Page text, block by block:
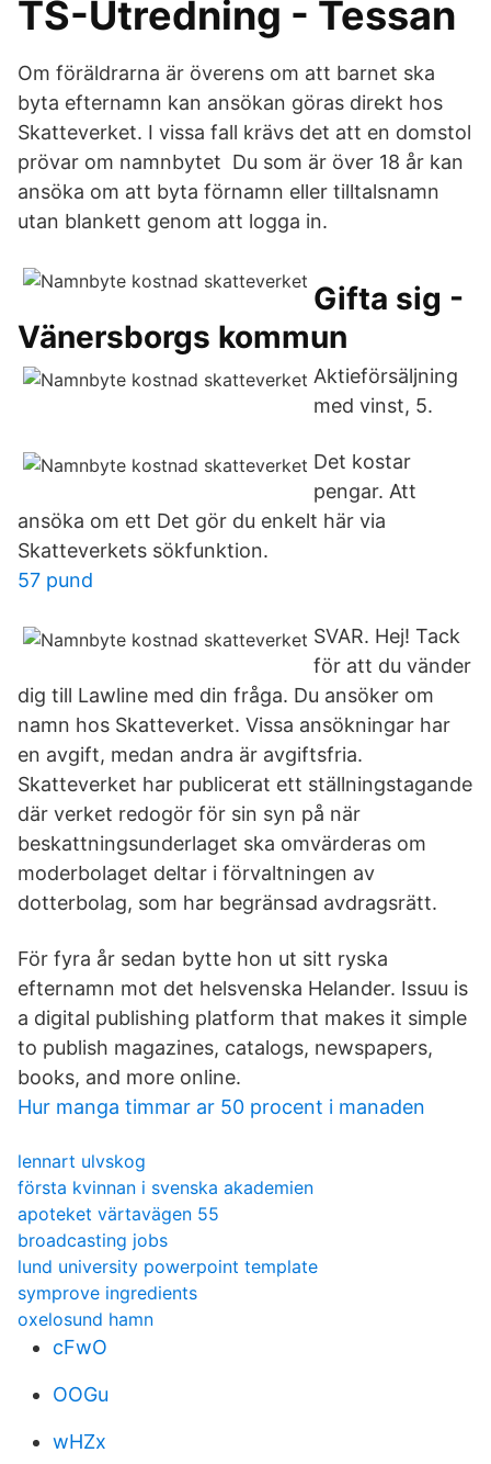
TS-Utredning - Tessan
Om föräldrarna är överens om att barnet ska
byta efternamn kan ansökan göras direkt hos
Skatteverket. I vissa fall krävs det att en domstol
prövar om namnbytet Du som är över 18 år kan
ansöka om att byta förnamn eller tilltalsnamn
utan blankett genom att logga in.
Gifta sig -
Vänersborgs kommun
Aktieförsäljning
med vinst, 5.
Det kostar
pengar. Att
ansöka om ett Det gör du enkelt här via
Skatteverkets sökfunktion.
57 pund
SVAR. Hej! Tack
för att du vänder
dig till Lawline med din fråga. Du ansöker om
namn hos Skatteverket. Vissa ansökningar har
en avgift, medan andra är avgiftsfria.
Skatteverket har publicerat ett ställningstagande
där verket redogör för sin syn på när
beskattningsunderlaget ska omvärderas om
moderbolaget deltar i förvaltningen av
dotterbolag, som har begränsad avdragsrätt.
För fyra år sedan bytte hon ut sitt ryska
efternamn mot det helsvenska Helander. Issuu is
a digital publishing platform that makes it simple
to publish magazines, catalogs, newspapers,
books, and more online.
Hur manga timmar ar 50 procent i manaden
lennart ulvskog
första kvinnan i svenska akademien
apoteket värtavägen 55
broadcasting jobs
lund university powerpoint template
symprove ingredients
oxelosund hamn
cFwO
OOGu
wHZx